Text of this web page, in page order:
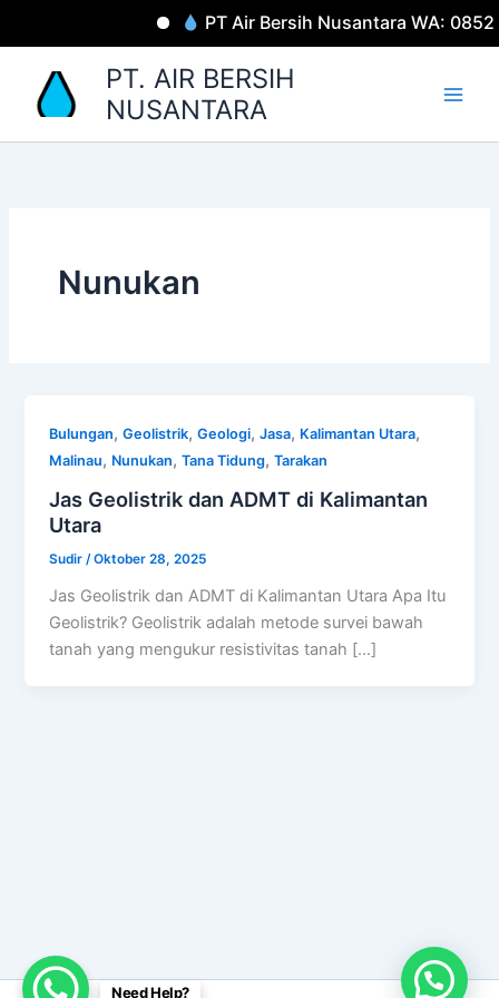
PT Air Bersih Nusantara WA:
PT. AIR BERSIH
NUSANTARA
Nunukan
Bulungan,Geolistrik,Geologi,Jasa, Kalimantan Utara,
Malinau, Nunukan,Tana Tidung,Tarakan
Jas Geolistrik dan ADMT di Kalimantan
Utara
Sudir /Oktober 28, 2025
Jas Geolistrik dan ADMT di Kalimantan Utara Apa Itu
Geolistrik? Geolistrik adalah metode survei bawah
tanah yang mengukur resistivitas tanah […]
Need Help?